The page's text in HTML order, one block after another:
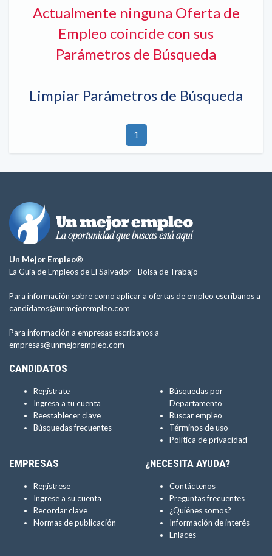
Actualmente ninguna Oferta de
Empleo coincide con sus
Parámetros de Búsqueda
Limpiar Parámetros de Búsqueda
1
Un Mejor Empleo®
La Guía de Empleos de El Salvador - Bolsa de Trabajo
Para información sobre como aplicar a ofertas de empleo escríbanos a
candidatos@unmejorempleo.com
Para información a empresas escríbanos a
empresas@unmejorempleo.com
CANDIDATOS
Regístrate
Ingresa a tu cuenta
Reestablecer clave
Búsquedas frecuentes
Búsquedas por
Departamento
Buscar empleo
Términos de uso
Política de privacidad
EMPRESAS
Regístrese
Ingrese a su cuenta
Recordar clave
Normas de publicación
¿NECESITA AYUDA?
Contáctenos
Preguntas frecuentes
¿Quiénes somos?
Información de interés
Enlaces